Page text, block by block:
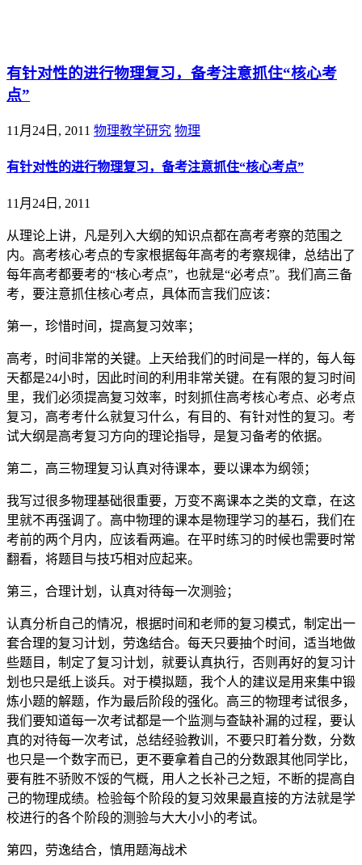
有针对性的进行物理复习，备考注意抓住“核心考
点”
11月24日, 2011 物理教学研究 物理
有针对性的进行物理复习，备考注意抓住“核心考点”
11月24日, 2011
从理论上讲，凡是列入大纲的知识点都在高考考察的范围之
内。高考核心考点的专家根据每年高考的考察规律，总结出了
每年高考都要考的“核心考点”，也就是“必考点”。我们高三备
考，要注意抓住核心考点，具体而言我们应该：
第一，珍惜时间，提高复习效率；
高考，时间非常的关键。上天给我们的时间是一样的，每人每
天都是24小时，因此时间的利用非常关键。在有限的复习时间
里，我们必须提高复习效率，时刻抓住高考核心考点、必考点
复习，高考考什么就复习什么，有目的、有针对性的复习。考
试大纲是高考复习方向的理论指导，是复习备考的依据。
第二，高三物理复习认真对待课本，要以课本为纲领；
我写过很多物理基础很重要，万变不离课本之类的文章，在这
里就不再强调了。高中物理的课本是物理学习的基石，我们在
考前的两个月内，应该看两遍。在平时练习的时候也需要时常
翻看，将题目与技巧相对应起来。
第三，合理计划，认真对待每一次测验；
认真分析自己的情况，根据时间和老师的复习模式，制定出一
套合理的复习计划，劳逸结合。每天只要抽个时间，适当地做
些题目，制定了复习计划，就要认真执行，否则再好的复习计
划也只是纸上谈兵。对于模拟题，我个人的建议是用来集中锻
炼小题的解题，作为最后阶段的强化。高三的物理考试很多，
我们要知道每一次考试都是一个监测与查缺补漏的过程，要认
真的对待每一次考试，总结经验教训，不要只盯着分数，分数
也只是一个数字而已，更不要拿着自己的分数跟其他同学比，
要有胜不骄败不馁的气概，用人之长补己之短，不断的提高自
己的物理成绩。检验每个阶段的复习效果最直接的方法就是学
校进行的各个阶段的测验与大大小小的考试。
第四，劳逸结合，慎用题海战术